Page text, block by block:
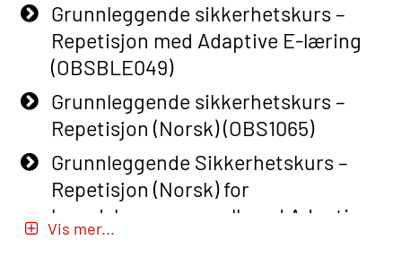
Grunnleggende sikkerhetskurs –
Repetisjon med Adaptive E-læring
(OBSBLE049)
Grunnleggende sikkerhetskurs –
Repetisjon (Norsk) (OBS1065)
Grunnleggende Sikkerhetskurs –
Repetisjon (Norsk) for
beredskapspersonell med Adaptive
E-læring (OBSBLE051)
Vis mer...